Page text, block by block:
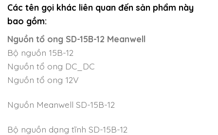
Các tên gọi khác liên quan đến sản phẩm này
bao gồm:
Nguồn tổ ong SD-15B-12 Meanwell
Bộ nguồn 15B-12
Nguồn tổ ong DC_DC
Nguồn tổ ong 12V
Nguồn Meanwell SD-15B-12
Bộ nguồn dạng tĩnh SD-15B-12